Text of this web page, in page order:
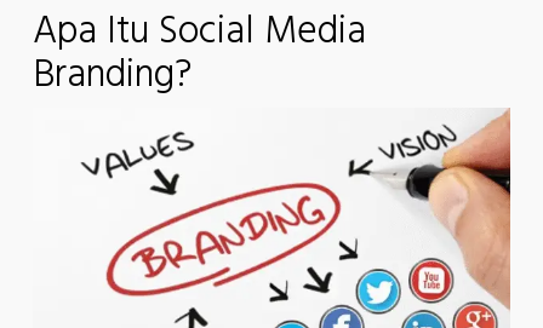
Apa Itu Social Media
Branding?